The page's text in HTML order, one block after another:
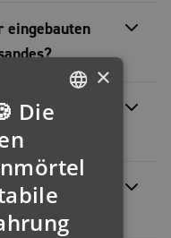
im orig.
um
FRENCH
FINNISH
×
Die